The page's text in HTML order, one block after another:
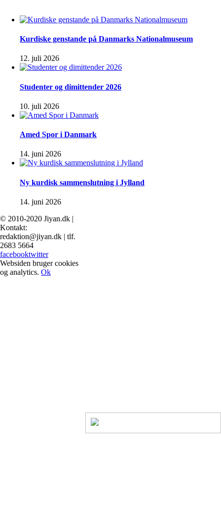
Kurdiske genstande på Danmarks Nationalmuseum
12. juli 2026
Studenter og dimittender 2026
10. juli 2026
Amed Spor i Danmark
14. juni 2026
Ny kurdisk sammenslutning i Jylland
14. juni 2026
© 2010-2020 Jiyan.dk |
Kontakt:
redaktion@jiyan.dk | tlf.
2683 5664
facebooktwitter
Websiden bruger cookies
og analytics. Ok